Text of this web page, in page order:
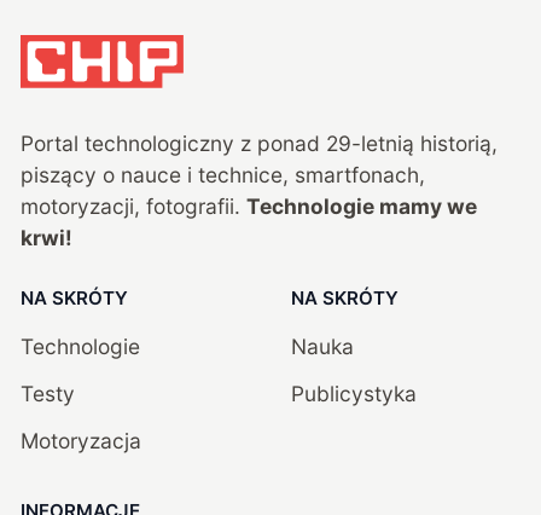
Portal technologiczny z ponad 29-letnią historią,
piszący o nauce i technice, smartfonach,
motoryzacji, fotografii. Technologie mamy we
krwi!
NA SKRÓTY
Technologie
Testy
Motoryzacja
NA SKRÓTY
Nauka
Publicystyka